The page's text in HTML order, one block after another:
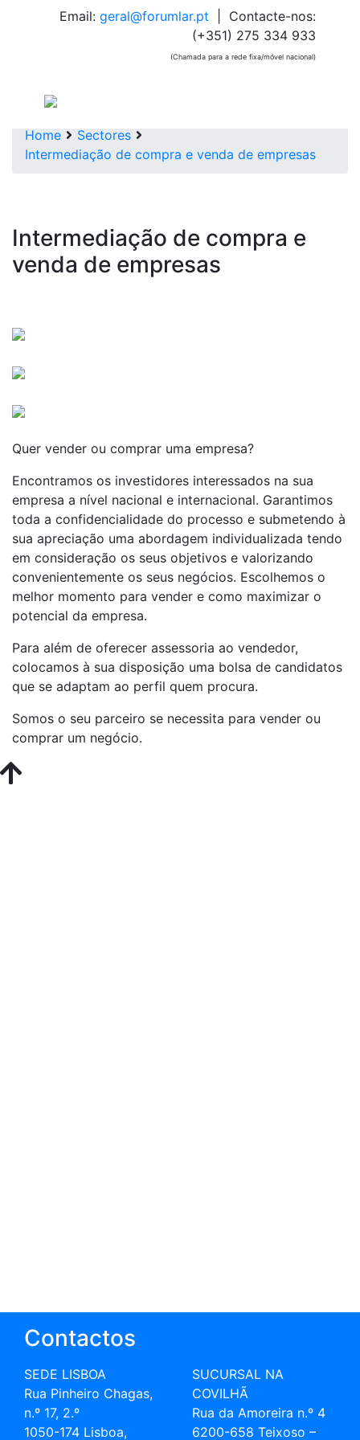
Email: geral@forumlar.pt | Contacte-nos:
(+351) 275 334 933
(Chamada para a rede fixa/móvel nacional)
Home
Sectores
Intermediação de compra e venda de empresas
Intermediação de compra e
venda de empresas
Quer vender ou comprar uma empresa?
Encontramos os investidores interessados na sua
empresa a nível nacional e internacional. Garantimos
toda a confidencialidade do processo e submetendo à
sua apreciação uma abordagem individualizada tendo
em consideração os seus objetivos e valorizando
convenientemente os seus negócios. Escolhemos o
melhor momento para vender e como maximizar o
potencial da empresa.
Para além de oferecer assessoria ao vendedor,
colocamos à sua disposição uma bolsa de candidatos
que se adaptam ao perfil quem procura.
Somos o seu parceiro se necessita para vender ou
comprar um negócio.
Contactos
SEDE LISBOA
Rua Pinheiro Chagas,
n.º 17, 2.º
1050-174 Lisboa,
SUCURSAL NA
COVILHÃ
Rua da Amoreira n.º 4
6200-658 Teixoso –